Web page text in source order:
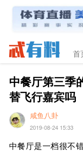
首
中餐厅第三季
替飞行嘉宾吗
咸鱼八卦
2019-08-24 15:33
中餐厅是一档很不